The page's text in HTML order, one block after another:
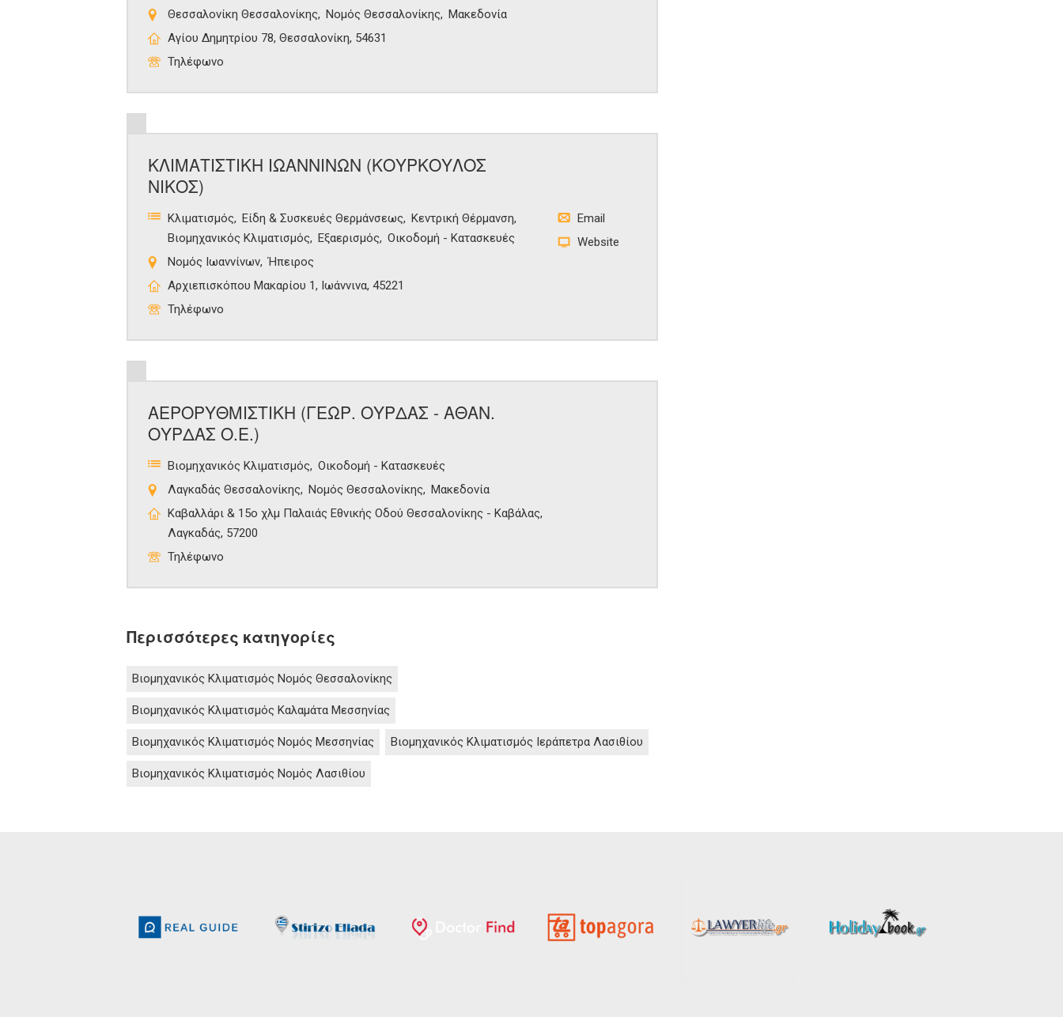
Θεσσαλονίκη Θεσσαλονίκης
Νομός Θεσσαλονίκης
Μακεδονία
Αγίου Δημητρίου 78, Θεσσαλονίκη, 54631
Τηλέφωνο
ΚΛΙΜΑΤΙΣΤΙΚΗ ΙΩΑΝΝΙΝΩΝ (ΚΟΥΡΚΟΥΛΟΣ
ΝΙΚΟΣ)
Κλιματισμός Είδη & Συσκευές Θερμάνσεως
Κεντρική Θέρμανση
Βιομηχανικός Κλιματισμός
Εξαερισμός
Οικοδομή - Κατασκευές
Νομός Ιωαννίνων Ήπειρος
Αρχιεπισκόπου Μακαρίου 1, Ιωάννινα, 45221
Τηλέφωνο
Email
Website
ΑΕΡΟΡΥΘΜΙΣΤΙΚΗ (ΓΕΩΡ. ΟΥΡΔΑΣ - ΑΘΑΝ.
ΟΥΡΔΑΣ Ο.Ε.)
Βιομηχανικός Κλιματισμός
Οικοδομή - Κατασκευές
Λαγκαδάς Θεσσαλονίκης
Νομός Θεσσαλονίκης
Μακεδονία
Καβαλλάρι & 15ο χλμ Παλαιάς Εθνικής Οδού Θεσσαλονίκης - Καβάλας,
Λαγκαδάς, 57200
Τηλέφωνο
Περισσότερες κατηγορίες
Βιομηχανικός Κλιματισμός Νομός Θεσσαλονίκης
Βιομηχανικός Κλιματισμός Καλαμάτα Μεσσηνίας
Βιομηχανικός Κλιματισμός Νομός Μεσσηνίας Βιομηχανικός Κλιματισμός Ιεράπετρα Λασιθίου
Βιομηχανικός Κλιματισμός Νομός Λασιθίου